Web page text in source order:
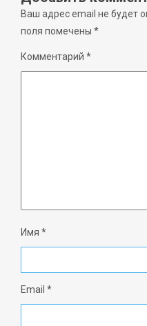
Ваш адрес email не будет
поля помечены *
Комментарий *
Имя *
Email *